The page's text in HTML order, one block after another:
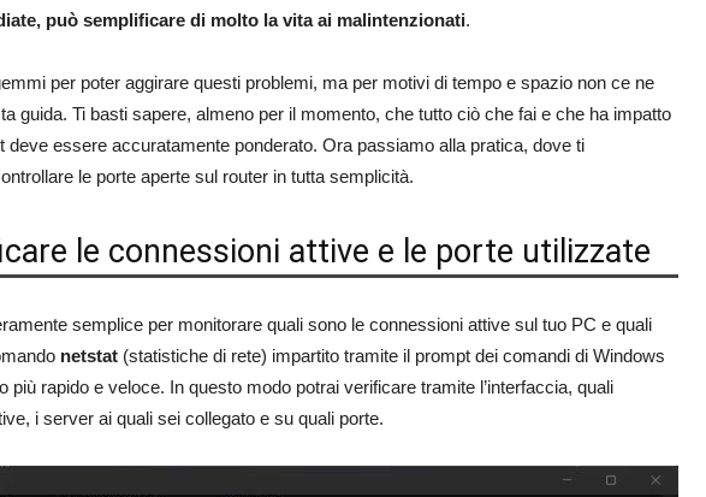
può semplificare di molto la vita ai malintenzionati.
per poter aggirare questi problemi, ma per motivi di tempo e spazio non ce ne
guida. Ti basti sapere, almeno per il momento, che tutto ciò che fai e che ha impatto
deve essere accuratamente ponderato. Ora passiamo alla pratica, dove ti
le porte aperte sul router in tutta semplicità.
le connessioni attive e le porte utilizzate
semplice per monitorare quali sono le connessioni attive sul tuo PC e quali
netstat (statistiche di rete) impartito tramite il prompt dei comandi di Windows
più rapido e veloce. In questo modo potrai verificare tramite l’interfaccia, quali
i server ai quali sei collegato e su quali porte.